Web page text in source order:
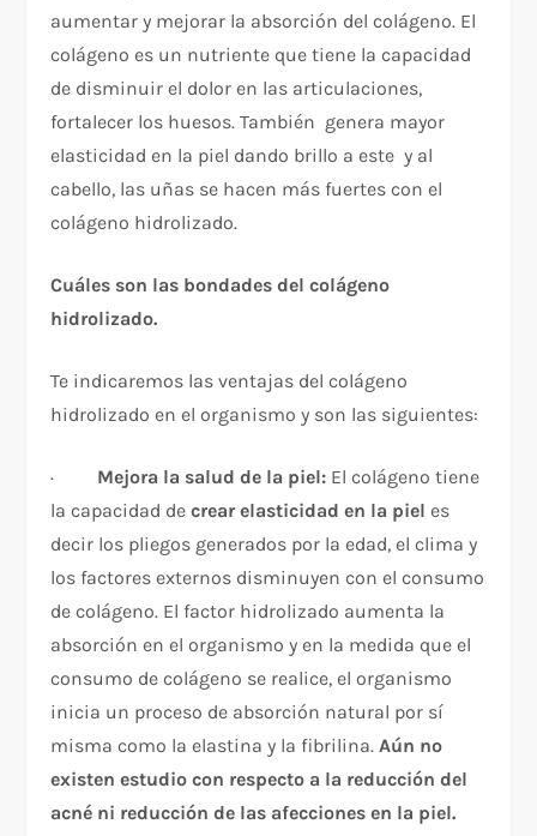
aumentar y mejorar la absorción del colágeno. El
colágeno es un nutriente que tiene la capacidad
de disminuir el dolor en las articulaciones,
fortalecer los huesos. También genera mayor
elasticidad en la piel dando brillo a este y al
cabello, las uñas se hacen más fuertes con el
colágeno hidrolizado.
Cuáles son las bondades del colágeno
hidrolizado.
Te indicaremos las ventajas del colágeno
hidrolizado en el organismo y son las siguientes:
· Mejora la salud de la piel: El colágeno tiene
la capacidad decrear elasticidad en la piel es
decir los pliegos generados por la edad, el clima y
los factores externos disminuyen con el consumo
de colágeno. El factor hidrolizado aumenta la
absorción en el organismo y en la medida que el
consumo de colágeno se realice, el organismo
inicia un proceso de absorción natural por sí
misma como la elastina y la fibrilina. Aún no
existen estudio con respecto a la reducción del
acné ni reducción de las afecciones en la piel.